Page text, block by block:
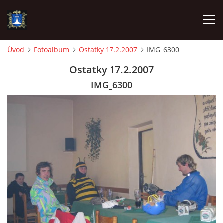
INFORMACE JEDNOTKY »
TECHNIKA
OZNAČENÍ HASIČSKÉ TECHNIKY
Úvod Fotoalbum Ostatky 17.2.2007 IMG_6300
Ostatky 17.2.2007
IMG_6300